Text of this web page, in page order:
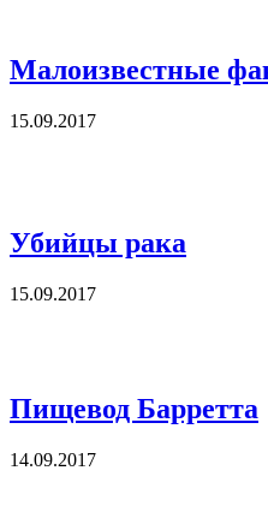
Малоизвестные
15.09.2017
Убийцы рака
15.09.2017
Пищевод Барретта
14.09.2017